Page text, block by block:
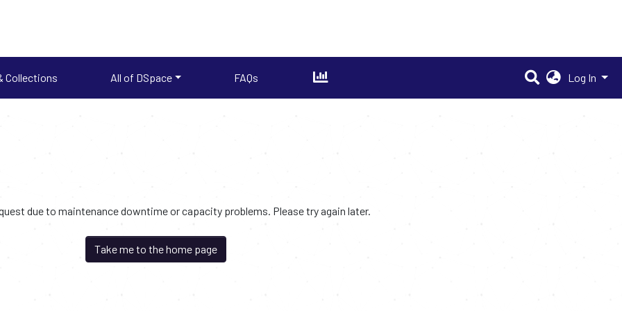
Collections All of DSpace FAQs Log In
due to maintenance downtime or capacity problems. Please try again later.
Take me to the home page